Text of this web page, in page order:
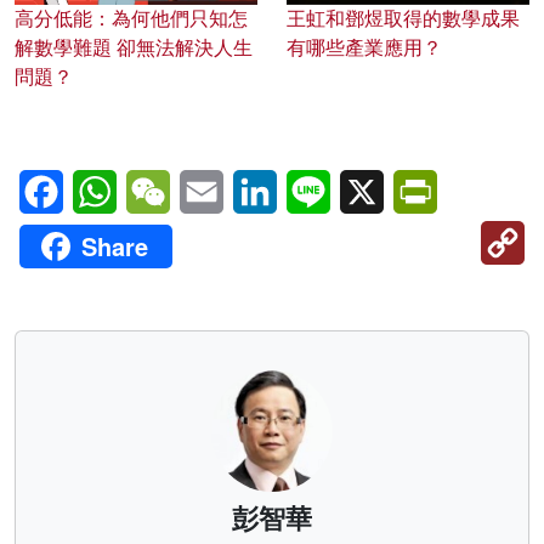
高分低能：為何他們只知怎
解數學難題 卻無法解決人生
問題？
王虹和鄧煜取得的數學成果
有哪些產業應用？
FacebookWhatsAppWeChatEmail LinkedInLine X
Share
彭智華